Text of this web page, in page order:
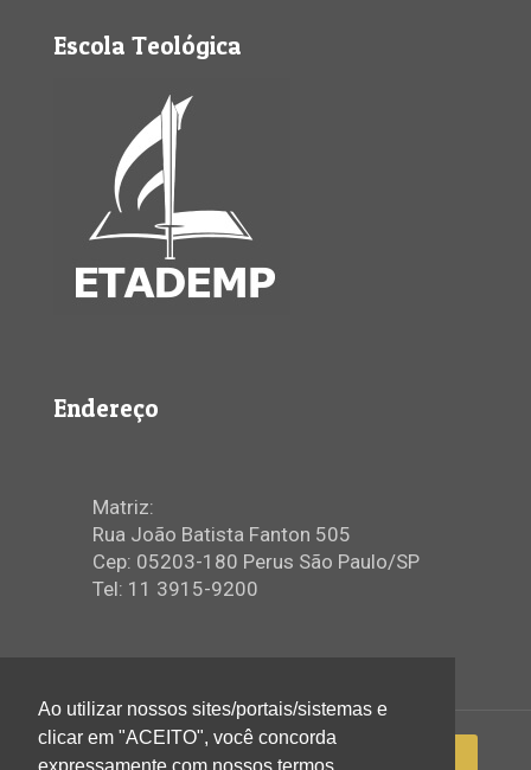
Escola Teológica
Endereço
Matriz:
Rua João Batista Fanton 505
Cep: 05203-180 Perus São Paulo/SP
Tel: 11 3915-9200
Ao utilizar nossos sites/portais/sistemas e
clicar em "ACEITO", você concorda